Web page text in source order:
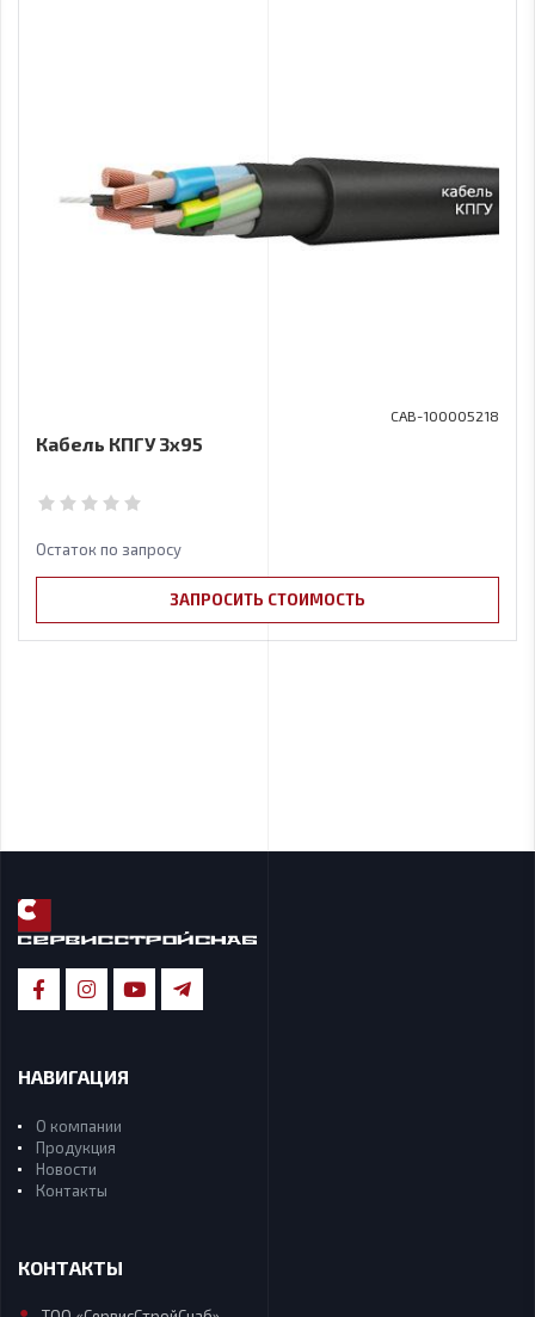
CAB-100005218
Кабель КПГУ 3х95
Остаток по запросу
ЗАПРОСИТЬ СТОИМОСТЬ
НАВИГАЦИЯ
О компании
Продукция
Новости
Контакты
КОНТАКТЫ